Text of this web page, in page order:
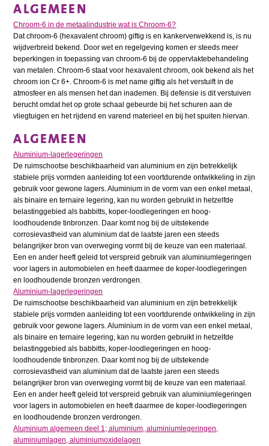
ALGEMEEN
Chroom-6 in de metaalindustrie wat is Chroom-6?
Dat chroom-6 (hexavalent chroom) giftig is en kankerverwekkend is, is nu
wijdverbreid bekend. Door wet en regelgeving komen er steeds meer
beperkingen in toepassing van chroom-6 bij de oppervlaktebehandeling
van metalen. Chroom-6 staat voor hexavalent chroom, ook bekend als het
chroom ion Cr 6+. Chroom-6 is met name giftig als het verstuift in de
atmosfeer en als mensen het dan inademen. Bij defensie is dit verstuiven
berucht omdat het op grote schaal gebeurde bij het schuren aan de
vliegtuigen en het rijdend en varend materieel en bij het spuiten hiervan.
ALGEMEEN
Aluminium-lagerlegeringen
De ruimschootse beschikbaarheid van aluminium en zijn betrekkelijk
stabiele prijs vormden aanleiding tot een voortdurende ontwikkeling in zijn
gebruik voor gewone lagers. Aluminium in de vorm van een enkel metaal,
als binaire en ternaire legering, kan nu worden gebruikt in hetzelfde
belastinggebied als babbitts, koper-loodlegeringen en hoog-
loodhoudende tinbronzen. Daar komt nog bij de uitstekende
corrosievastheid van aluminium dat de laatste jaren een steeds
belangrijker bron van overweging vormt bij de keuze van een materiaal.
Een en ander heeft geleid tot verspreid gebruik van aluminiumlegeringen
voor lagers in automobielen en heeft daarmee de koper-loodlegeringen
en loodhoudende bronzen verdrongen.
Aluminium-lagerlegeringen
De ruimschootse beschikbaarheid van aluminium en zijn betrekkelijk
stabiele prijs vormden aanleiding tot een voortdurende ontwikkeling in zijn
gebruik voor gewone lagers. Aluminium in de vorm van een enkel metaal,
als binaire en ternaire legering, kan nu worden gebruikt in hetzelfde
belastinggebied als babbitts, koper-loodlegeringen en hoog-
loodhoudende tinbronzen. Daar komt nog bij de uitstekende
corrosievastheid van aluminium dat de laatste jaren een steeds
belangrijker bron van overweging vormt bij de keuze van een materiaal.
Een en ander heeft geleid tot verspreid gebruik van aluminiumlegeringen
voor lagers in automobielen en heeft daarmee de koper-loodlegeringen
en loodhoudende bronzen verdrongen.
Aluminium algemeen deel 1; aluminium, aluminiumlegeringen,
aluminiumlagen, aluminiumoxidelagen